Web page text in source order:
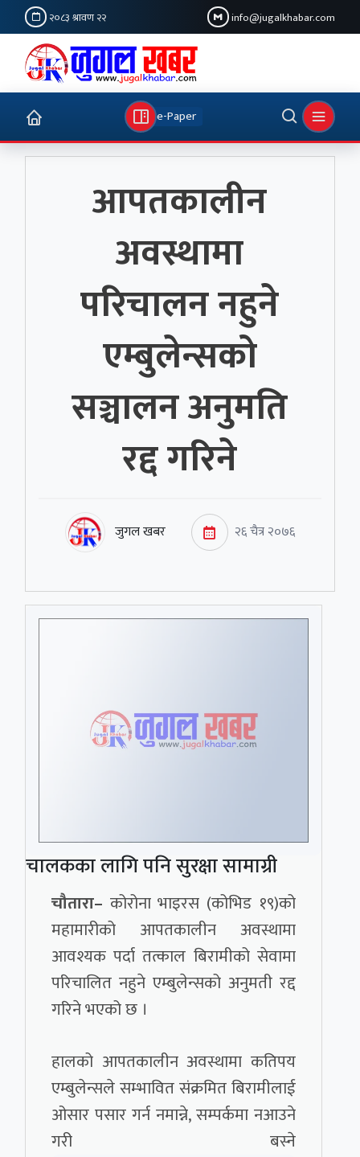
२०८३ श्रावण २२ info@jugalkhabar.com
e-Paper
आपतकालीन
अवस्थामा
परिचालन नहुने
एम्बुलेन्सको
सञ्चालन अनुमति
रद्द गरिने
जुगल खबर २६ चैत्र २०७६
चालकका लागि पनि सुरक्षा सामाग्री
चौतारा– कोरोना भाइरस (कोभिड १९)को
महामारीको आपतकालीन अवस्थामा
आवश्यक पर्दा तत्काल बिरामीको सेवामा
परिचालित नहुने एम्बुलेन्सको अनुमती रद्द
गरिने भएको छ ।
हालको आपतकालीन अवस्थामा कतिपय
एम्बुलेन्सले सम्भावित संक्रमित बिरामीलाई
ओसार पसार गर्न नमान्ने, सम्पर्कमा नआउने
गरी बस्ने